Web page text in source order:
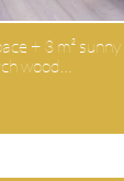
+ 3 m²
wood…